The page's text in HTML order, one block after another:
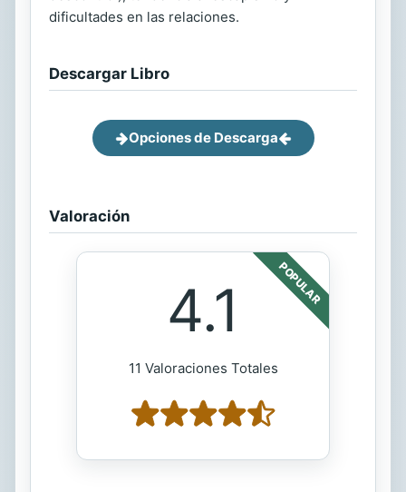
dificultades en las relaciones.
Descargar Libro
Opciones de Descarga
Valoración
POPULAR
4.1
11 Valoraciones Totales